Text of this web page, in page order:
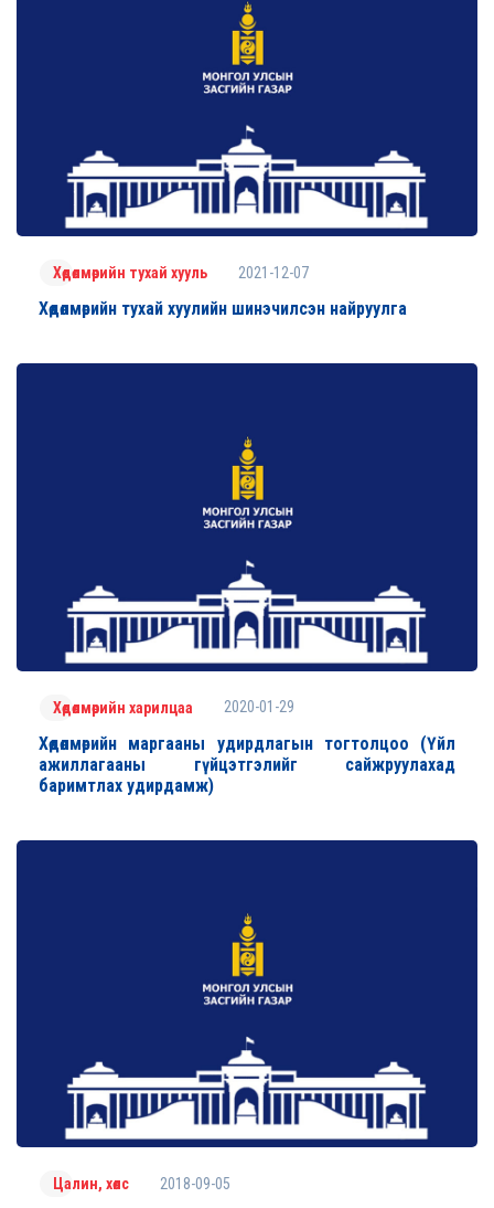
Хөдөлмөрийн тухай хууль 2021-12-07
Хөдөлмөрийн тухай хуулийн шинэчилсэн найруулга
Хөдөлмөрийн харилцаа 2020-01-29
Хөдөлмөрийн маргааны удирдлагын тогтолцоо (Үйл
ажиллагааны гүйцэтгэлийг сайжруулахад
баримтлах удирдамж)
Цалин, хөлс 2018-09-05